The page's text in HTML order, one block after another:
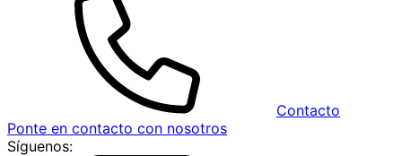
Contacto
Ponte en contacto con nosotros
Síguenos: